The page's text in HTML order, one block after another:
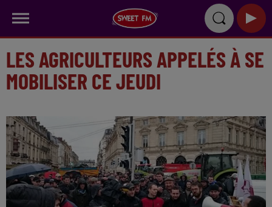
LES AGRICULTEURS APPELÉS À SE
MOBILISER CE JEUDI